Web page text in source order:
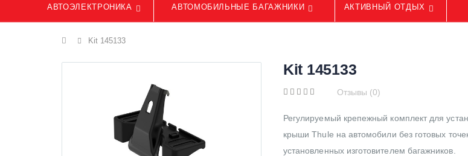
АВТОЭЛЕКТРОНИКА АВТОМОБИЛЬНЫЕ БАГАЖНИКИ АКТИВНЫЙ ОТДЫХ
Главная
Kit 145133
Kit 145133
Отзывы (0)
Регулируемый крепежный комплект для
крыши Thule на автомобили без готовых
установленных изготовителем багажников.